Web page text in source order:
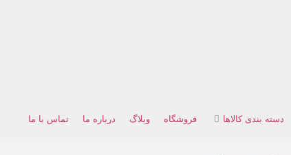
دسته بندی کالاها فروشگاه وبلاگ درباره ما تماس با ما